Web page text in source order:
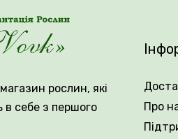
рослин, які
в себе з першого
Про